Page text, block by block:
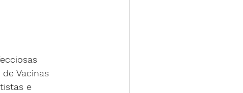
Vacinas
e